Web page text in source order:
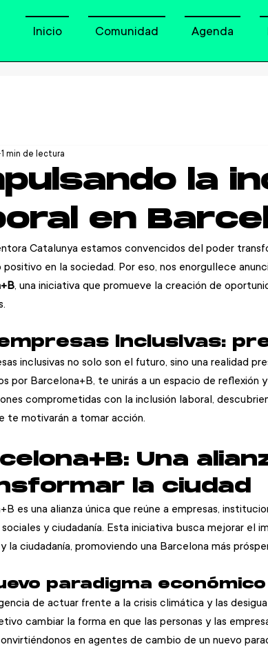
Inicio Comunidad Agenda
la
en
1 min de lectura
Catalunya estamos convencidos del poder
positivo en la sociedad. Por eso, nos enorgullece
, una iniciativa que promueve la creación de
inclusivas:
inclusivas no solo son el futuro, sino una realidad
por Barcelona+B, te unirás a un espacio de
comprometidas con la inclusión laboral,
te motivarán a tomar acción.
Una
la ciudad
es una alianza única que reúne a empresas,
y ciudadanía. Esta iniciativa busca mejorar el
la ciudadanía, promoviendo una Barcelona más
paradigma económico
de actuar frente a la crisis climática y las
cambiar la forma en que las personas y las
en agentes de cambio de un nuevo